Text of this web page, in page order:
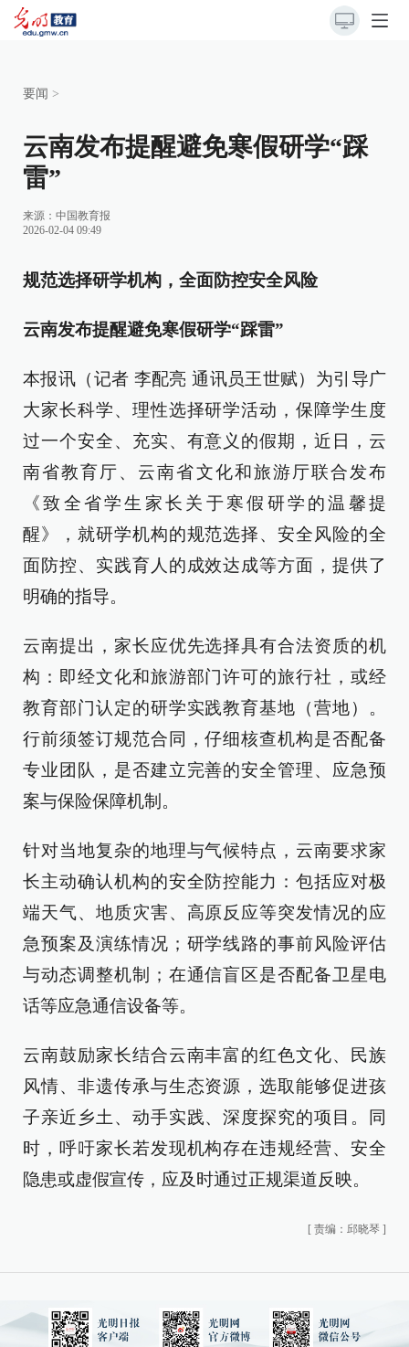
要闻 >
云南发布提醒避免寒假研学“踩
雷”
来源： 中国教育报
2026-02-04 09:49
规范选择研学机构，全面防控安全风险
云南发布提醒避免寒假研学“踩雷”
本报讯（记者 李配亮 通讯员王世赋）为引导广
大家长科学、理性选择研学活动，保障学生度
过一个安全、充实、有意义的假期，近日，云
南省教育厅、云南省文化和旅游厅联合发布
《致全省学生家长关于寒假研学的温馨提
醒》，就研学机构的规范选择、安全风险的全
面防控、实践育人的成效达成等方面，提供了
明确的指导。
云南提出，家长应优先选择具有合法资质的机
构：即经文化和旅游部门许可的旅行社，或经
教育部门认定的研学实践教育基地（营地）。
行前须签订规范合同，仔细核查机构是否配备
专业团队，是否建立完善的安全管理、应急预
案与保险保障机制。
针对当地复杂的地理与气候特点，云南要求家
长主动确认机构的安全防控能力：包括应对极
端天气、地质灾害、高原反应等突发情况的应
急预案及演练情况；研学线路的事前风险评估
与动态调整机制；在通信盲区是否配备卫星电
话等应急通信设备等。
云南鼓励家长结合云南丰富的红色文化、民族
风情、非遗传承与生态资源，选取能够促进孩
子亲近乡土、动手实践、深度探究的项目。同
时，呼吁家长若发现机构存在违规经营、安全
隐患或虚假宣传，应及时通过正规渠道反映。
[ 责编：邱晓琴 ]